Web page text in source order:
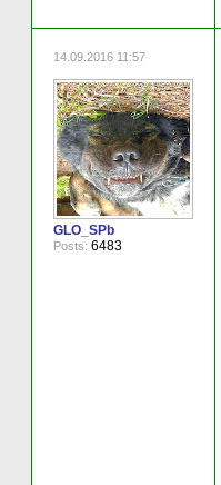
14.09.2016 11:57
GLO_SPb
Posts: 6483